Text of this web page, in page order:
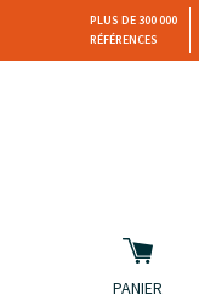
PLUS DE 300 000
RÉFÉRENCES
PANIER